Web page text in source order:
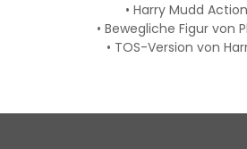
• Harry Mudd
• Bewegliche Figur von
• TOS-Version von